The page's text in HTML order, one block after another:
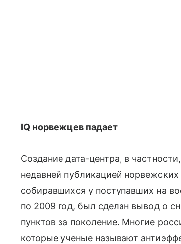
IQ норвежцев падает
Создание дата-центра, в
недавней публикацией
собиравшихся у поступавших на
по 2009 год, был сделан вывод о
пунктов за поколение. Многие
которые ученые называют